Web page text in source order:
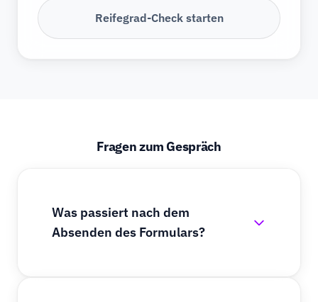
Reifegrad-Check starten
Fragen zum Gespräch
Was passiert nach dem
Absenden des Formulars?